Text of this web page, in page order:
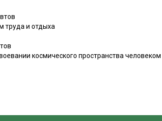
труда и отдыха
космического пространства человеком